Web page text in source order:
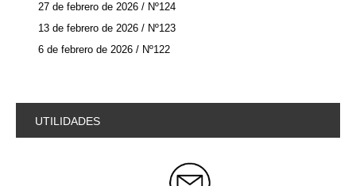
27 de febrero de 2026 / Nº124
13 de febrero de 2026 / Nº123
6 de febrero de 2026 / Nº122
UTILIDADES